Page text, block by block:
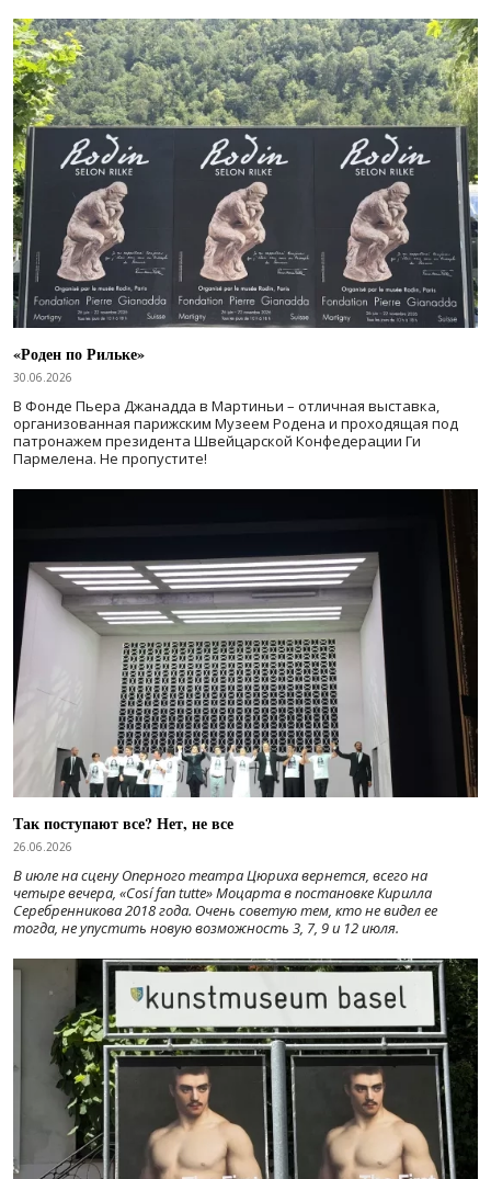
«Роден по Рильке»
30.06.2026
В Фонде Пьера Джанадда в Мартиньи – отличная выставка,
организованная парижским Музеем Родена и проходящая под
патронажем президента Швейцарской Конфедерации Ги
Пармелена. Не пропустите!
Так поступают все? Нет, не все
26.06.2026
В июле на сцену Оперного театра Цюриха вернется, всего на
четыре вечера, «Cosí fan tutte» Моцарта в постановке Кирилла
Серебренникова 2018 года. Очень советую тем, кто не видел ее
тогда, не упустить новую возможность 3, 7, 9 и 12 июля.